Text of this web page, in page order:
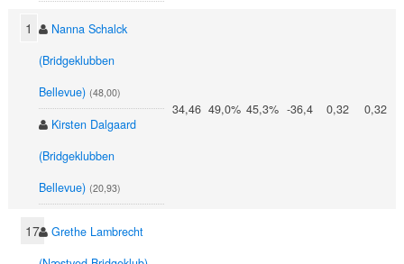
1
Nanna Schalck
(Bridgeklubben
Bellevue) (48,00)
Kirsten Dalgaard
(Bridgeklubben
Bellevue) (20,93)
34,46 49,0% 45,3% -36,4 0,32 0,32
17
Grethe Lambrecht